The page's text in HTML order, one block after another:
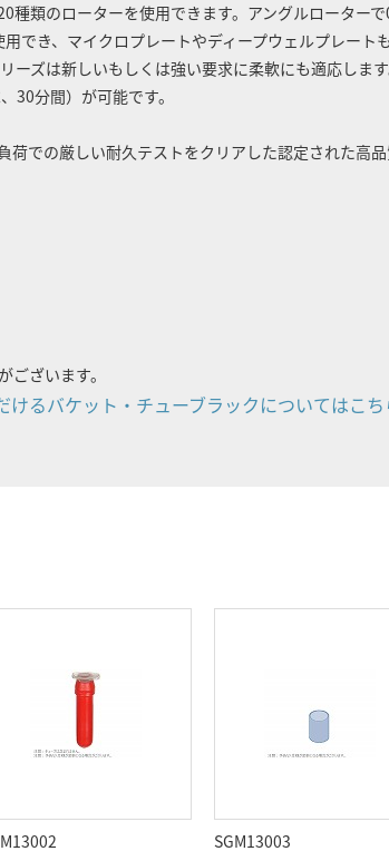
種類のローターを使用できます。アングルローター
でき、マイクロプレートやディープウェルプレート
ーズは新しいもしくは強い要求に柔軟にも適応しま
30分間）が可能です。
荷での厳しい耐久テストをクリアした認定された高品
ざいます。
けるバケット・チューブラックについてはこち
SGM13003